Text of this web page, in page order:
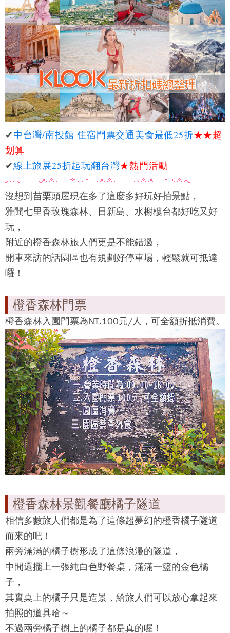
✔中台灣/南投館 住宿門票交通美食最低25折★★超
划算
✔線上旅展25折起玩翻台灣★熱門活動
沒想到苗栗頭屋現在多了這麼多好玩好拍景點，
雅聞七里香玫瑰森林、日新島、水榭樓台都好吃又好
玩，
附近的橙香森林旅人們更是不能錯過，
開車來訪的話園區也有規劃好停車場，輕鬆就可抵達
囉！
橙香森林門票
橙香森林入園門票為NT.100元/人，可全額折抵消費。
橙香森林景觀餐廳橘子隧道
相信多數旅人們都是為了這條超夢幻的橙香橘子隧道
而來的吧！
兩旁滿滿的橘子樹形成了這條浪漫的隧道，
中間還擺上一張純白色野餐桌，滿滿一籃的金色橘
子，
其實桌上的橘子只是造景，給旅人們可以放心拿起來
拍照的道具哈～
不過兩旁橘子樹上的橘子都是真的喔！